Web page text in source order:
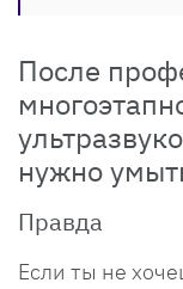
После
нужно
Правда
Если ты не